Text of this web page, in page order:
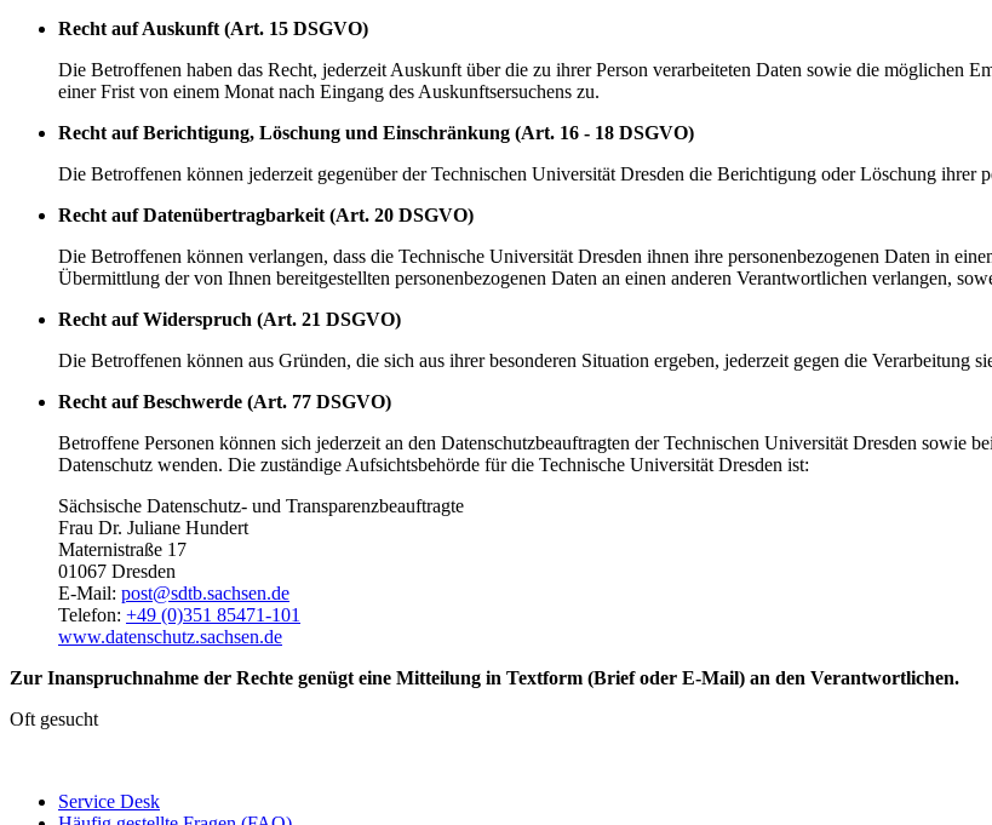
Recht auf Auskunft (Art. 15 DSGVO)
Die Betroffenen haben das Recht, jederzeit Auskunft über die zu ihrer Person verarbeiteten Daten sowie die möglichen
einer Frist von einem Monat nach Eingang des Auskunftsersuchens zu.
Recht auf Berichtigung, Löschung und Einschränkung (Art. 16 - 18 DSGVO)
Die Betroffenen können jederzeit gegenüber der Technischen Universität Dresden die Berichtigung oder Löschung ihrer
Recht auf Datenübertragbarkeit (Art. 20 DSGVO)
Die Betroffenen können verlangen, dass die Technische Universität Dresden ihnen ihre personenbezogenen Daten in
Übermittlung der von Ihnen bereitgestellten personenbezogenen Daten an einen anderen Verantwortlichen verlangen,
Recht auf Widerspruch (Art. 21 DSGVO)
Die Betroffenen können aus Gründen, die sich aus ihrer besonderen Situation ergeben, jederzeit gegen die Verarbeitung
Recht auf Beschwerde (Art. 77 DSGVO)
Betroffene Personen können sich jederzeit an den Datenschutzbeauftragten der Technischen Universität Dresden sowie
Datenschutz wenden. Die zuständige Aufsichtsbehörde für die Technische Universität Dresden ist:
Sächsische Datenschutz- und Transparenzbeauftragte
Frau Dr. Juliane Hundert
Maternistraße 17
01067 Dresden
E-Mail: post@sdtb.sachsen.de
Telefon: +49 (0)351 85471-101
www.datenschutz.sachsen.de
Zur Inanspruchnahme der Rechte genügt eine Mitteilung in Textform (Brief oder E-Mail) an den Verantwortlichen.
Oft gesucht
Service Desk